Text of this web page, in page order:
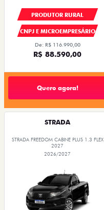
PRODUTOR RURAL
CNPJ E MICROEMPRESÁRIO
De: R$ 116.990,00
R$ 88.590,00
Quero agora!
STRADA
STRADA FREEDOM CABINE PLUS 1.3 FLEX
2027
2026/2027